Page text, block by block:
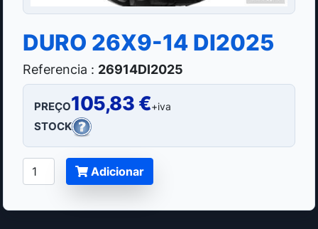
DURO 26X9-14 DI2025
Referencia : 26914DI2025
PREÇO105,83 €+iva
STOCK
Adicionar